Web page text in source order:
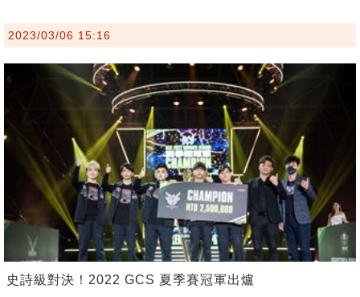
2023/03/06 15:16
史詩級對決！2022 GCS 夏季賽冠軍出爐